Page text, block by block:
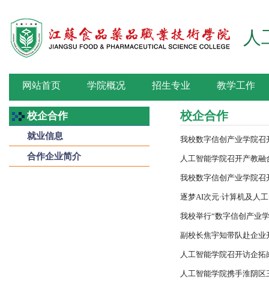
人
网站首页 学院概况 招生专业 教学工作
校企合作
就业信息
合作企业简介
校企合作
我校数字信创产业学院
人工智能学院召开产教融
我校数字信创产业学院
逐梦AI次元·计算机及人
我校举行“数字信创产业
副校长焦宇知带队赴企
人工智能学院召开访企
人工智能学院携手淮阴